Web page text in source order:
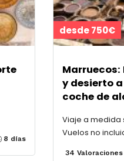
8 días
desde 750€
Marruecos:
y desierto
coche de
Viaje a medida
Vuelos no
34 Valoraciones